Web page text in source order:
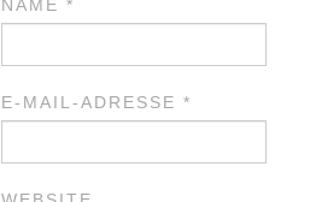
NAME *
E-MAIL-ADRESSE *